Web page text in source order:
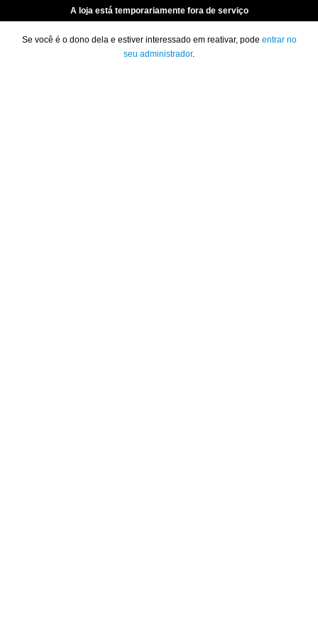
A loja está temporariamente fora de serviço
Se você é o dono dela e estiver interessado em reativar, pode entrar no
seu administrador.